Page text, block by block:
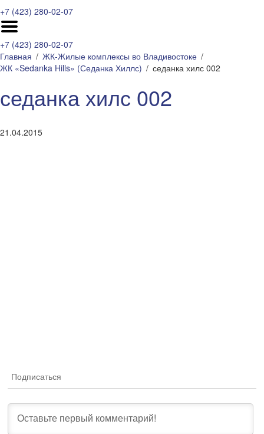
+7 (423) 280-02-07
+7 (423) 280-02-07
Главная
ЖК-Жилые комплексы во Владивостоке
ЖК «Sedanka Hills» (Седанка Хиллс)
седанка хилс 002
седанка хилс 002
21.04.2015
Подписаться